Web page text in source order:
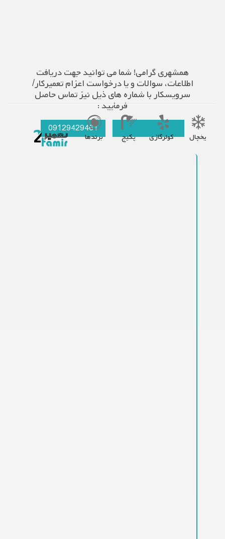
یخچال کولرگازی پکیج برندها
همشهری گرامی! شما می توانید جهت دریافت
اطلاعات، سوالات و یا درخواست اعزام تعمیرکار/
سرویسکار با شماره های ذیل نیز تماس حاصل
فرمایید :
021-66609627
09129429461